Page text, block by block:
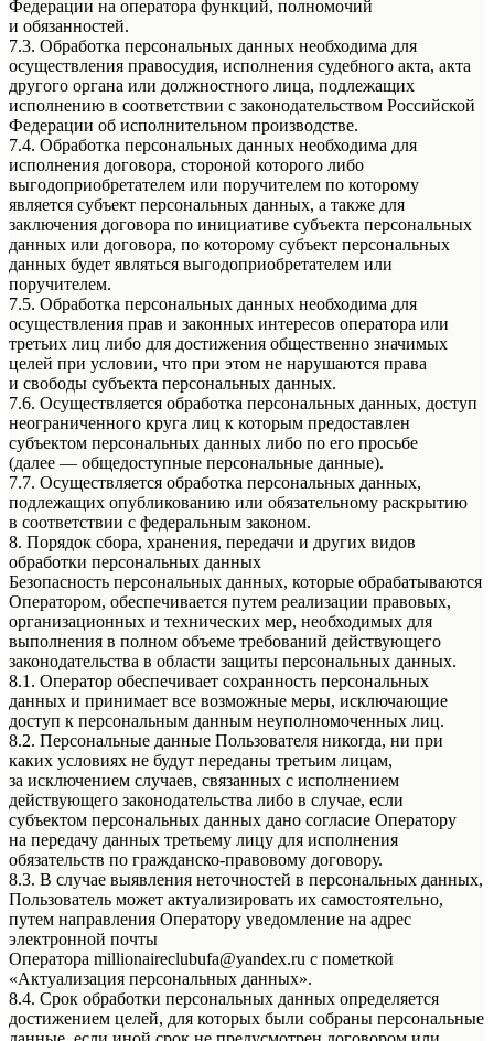
Федерации на оператора функций, полномочий
и обязанностей.
7.3. Обработка персональных данных необходима для
осуществления правосудия, исполнения судебного акта, акта
другого органа или должностного лица, подлежащих
исполнению в соответствии с законодательством Российской
Федерации об исполнительном производстве.
7.4. Обработка персональных данных необходима для
исполнения договора, стороной которого либо
выгодоприобретателем или поручителем по которому
является субъект персональных данных, а также для
заключения договора по инициативе субъекта персональных
данных или договора, по которому субъект персональных
данных будет являться выгодоприобретателем или
поручителем.
7.5. Обработка персональных данных необходима для
осуществления прав и законных интересов оператора или
третьих лиц либо для достижения общественно значимых
целей при условии, что при этом не нарушаются права
и свободы субъекта персональных данных.
7.6. Осуществляется обработка персональных данных, доступ
неограниченного круга лиц к которым предоставлен
субъектом персональных данных либо по его просьбе
(далее — общедоступные персональные данные).
7.7. Осуществляется обработка персональных данных,
подлежащих опубликованию или обязательному раскрытию
в соответствии с федеральным законом.
8. Порядок сбора, хранения, передачи и других видов
обработки персональных данных
Безопасность персональных данных, которые обрабатываются
Оператором, обеспечивается путем реализации правовых,
организационных и технических мер, необходимых для
выполнения в полном объеме требований действующего
законодательства в области защиты персональных данных.
8.1. Оператор обеспечивает сохранность персональных
данных и принимает все возможные меры, исключающие
доступ к персональным данным неуполномоченных лиц.
8.2. Персональные данные Пользователя никогда, ни при
каких условиях не будут переданы третьим лицам,
за исключением случаев, связанных с исполнением
действующего законодательства либо в случае, если
субъектом персональных данных дано согласие Оператору
на передачу данных третьему лицу для исполнения
обязательств по гражданско-правовому договору.
8.3. В случае выявления неточностей в персональных данных,
Пользователь может актуализировать их самостоятельно,
путем направления Оператору уведомление на адрес
электронной почты
Оператора millionaireclubufa@yandex.ru с пометкой
«Актуализация персональных данных».
8.4. Срок обработки персональных данных определяется
достижением целей, для которых были собраны персональные